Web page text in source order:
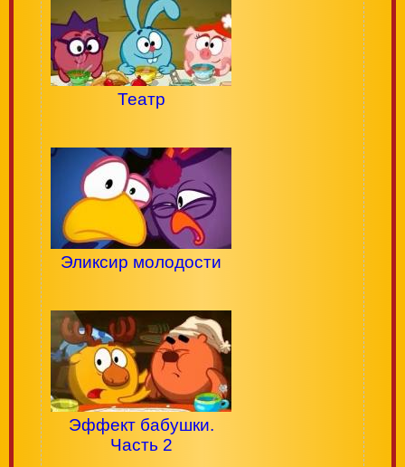
Театр
Эликсир молодости
Эффект бабушки.
Часть 2